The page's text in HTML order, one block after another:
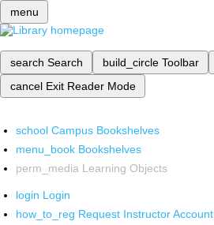
menu
search Search build_circle Toolbar
cancel Exit Reader Mode
school Campus Bookshelves
menu_book Bookshelves
perm_media Learning Objects
login Login
how_to_reg Request Instructor Account